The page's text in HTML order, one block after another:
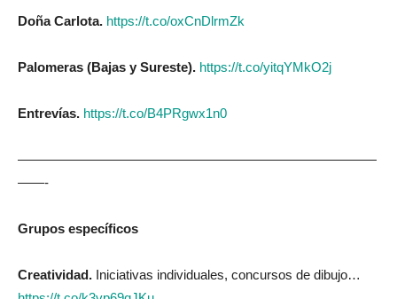
Doña Carlota. https://t.co/oxCnDlrmZk
Palomeras (Bajas y Sureste). https://t.co/yitqYMkO2j
Entrevías. https://t.co/B4PRgwx1n0
———————————————————————————
——-
Grupos específicos
Creatividad. Iniciativas individuales, concursos de dibujo…